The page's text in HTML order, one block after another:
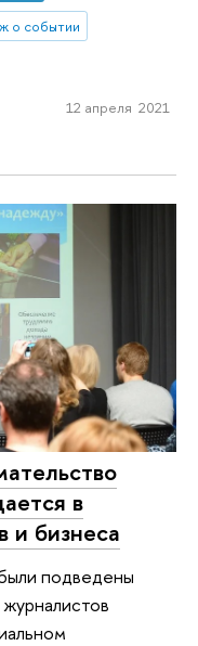
о событии
12 апреля 2021
в
и бизнеса
подведены